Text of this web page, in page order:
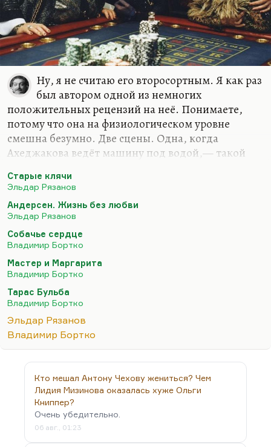
Ну, я не считаю его второсортным. Я как раз
был автором одной из немногих
положительных рецензий на неё. Понимаете,
потому что она на физиологическом уровне
смешна безумно. Две сцены. Одна, когда
Ахеджакова ведёт машину под водой,— такой
очередь привет «Безумному миру». И конечно,
летание Карцева в виде жука. Я помню, что когда
он там полетел, я просто ухохотался до
неприличия! Там все оглядывались на премьере в
Доме кино. «Старые клячи» — не худший фильм
Рязанова. Другое дело, что у него были слабые
картины. Последняя всё равно великая, я считаю,
«Андерсен», её время ещё придёт. И многие —
например, Долин — по-моему, разделяют эту
оценку.
Но мне…
Старые клячи
Эльдар Рязанов
Андерсен. Жизнь без любви
Эльдар Рязанов
Собачье сердце
Владимир Бортко
Мастер и Маргарита
Владимир Бортко
Тарас Бульба
Владимир Бортко
Эльдар Рязанов
Владимир Бортко
Кто мешал Антону Чехову жениться? Чем
Лидия Мизинова оказалась хуже Ольги
Книппер?
Очень убедительно.
06 авг., 01:23